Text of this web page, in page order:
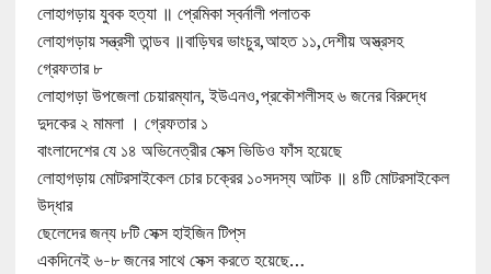
লোহাগড়ায় যুবক হত্যা ॥ প্রেমিকা স্বর্নালী পলাতক
লোহাগড়ায় সন্ত্রসী তান্ডব ॥বাড়িঘর ভাংচুর,আহত ১১,দেশীয় অস্ত্রসহ
গ্রেফতার ৮
লোহাগড়া উপজেলা চেয়ারম্যান, ইউএনও,প্রকৌশলীসহ ৬ জনের বিরুদ্ধে
দুদকের ২ মামলা । গ্রেফতার ১
বাংলাদেশের যে ১৪ অভিনেত্রীর সেক্স ভিডিও ফাঁস হয়েছে
লোহাগড়ায় মোটরসাইকেল চোর চক্রের ১০সদস্য আটক ॥ ৪টি মোটরসাইকেল
উদ্ধার
ছেলেদের জন্য ৮টি সেক্স হাইজিন টিপ্‌স
একদিনেই ৬-৮ জনের সাথে সেক্স করতে হয়েছে…